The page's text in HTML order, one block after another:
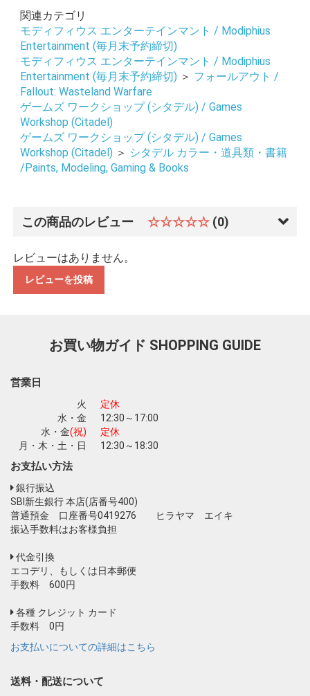
お買い物を続ける
関連カテゴリ
モディフィウス エンターテインマント / Modiphius
Entertainment (毎月末予約締切)
モディフィウス エンターテインマント / Modiphius
Entertainment (毎月末予約締切) ＞ フォールアウト /
Fallout: Wasteland Warfare
ゲームズ ワークショップ (シタデル) / Games
Workshop (Citadel)
ゲームズ ワークショップ (シタデル) / Games
Workshop (Citadel) ＞ シタデル カラー・道具類・書籍
/Paints, Modeling, Gaming & Books
この商品のレビュー ☆☆☆☆☆ (0)
レビューはありません。
レビューを投稿
お買い物ガイド SHOPPING GUIDE
営業日
火
定休
水・金
12:30～17:00
水・金(祝)
定休
月・木・土・日
12:30～18:30
お支払い方法
銀行振込
SBI新生銀行 本店(店番号400)
普通預金 口座番号0419276 ヒラヤマ エイキ
振込手数料はお客様負担
代金引換
エコデリ、もしくは日本郵便
手数料 600円
各種 クレジット カード
手数料 0円
お支払いについての詳細はこちら
送料・配送について